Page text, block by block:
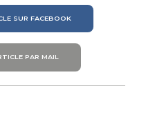
SUR FACEBOOK
PAR MAIL